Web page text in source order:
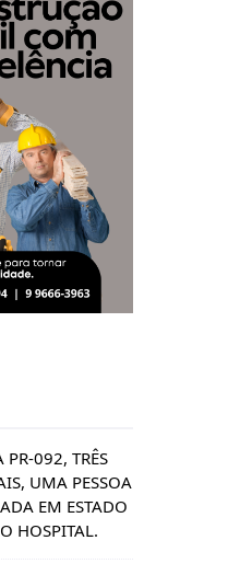
PR-092, TRÊS
UMA PESSOA
EM ESTADO
HOSPITAL.